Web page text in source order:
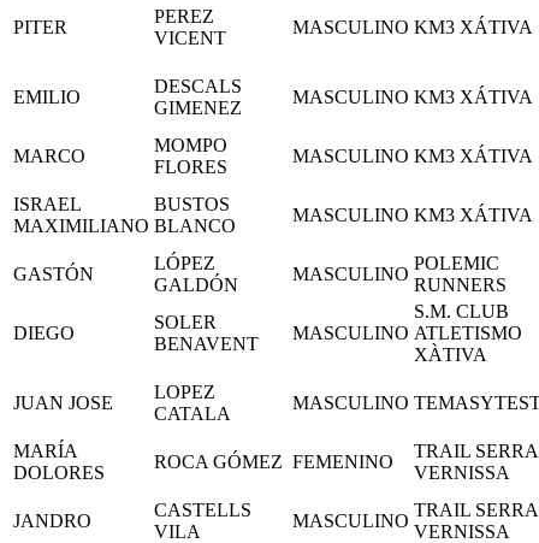
PITER
PEREZ
VICENT
MASCULINO KM3 XÁTIVA
EMILIO
DESCALS
GIMENEZ
MASCULINO KM3 XÁTIVA
MARCO
MOMPO
FLORES
MASCULINO KM3 XÁTIVA
ISRAEL
MAXIMILIANO
BUSTOS
BLANCO
MASCULINO KM3 XÁTIVA
GASTÓN
LÓPEZ
GALDÓN
MASCULINO
POLEMIC
RUNNERS
DIEGO
SOLER
BENAVENT
MASCULINO
S.M. CLUB
ATLETISMO
XÀTIVA
JUAN JOSE
LOPEZ
CATALA
MASCULINO
MARÍA
DOLORES
ROCA GÓMEZ FEMENINO
TRAIL SERRA
VERNISSA
JANDRO
CASTELLS
VILA
MASCULINO
TRAIL SERRA
VERNISSA